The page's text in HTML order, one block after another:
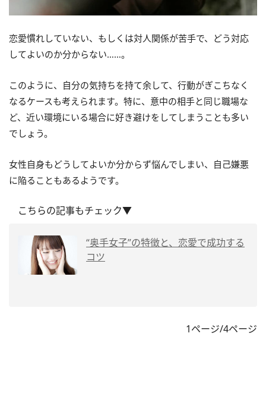
恋愛慣れしていない、もしくは対人関係が苦手で、どう対応
してよいのか分からない……。
このように、自分の気持ちを持て余して、行動がぎこちなく
なるケースも考えられます。特に、意中の相手と同じ職場な
ど、近い環境にいる場合に好き避けをしてしまうことも多い
でしょう。
女性自身もどうしてよいか分からず悩んでしまい、自己嫌悪
に陥ることもあるようです。
こちらの記事もチェック▼
“奥手女子”の特徴と、恋愛で成功する
コツ
1ページ/4ページ